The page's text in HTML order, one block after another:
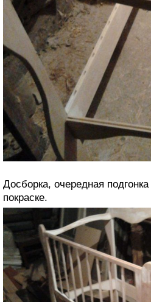
Досборка, очередная
покраске.